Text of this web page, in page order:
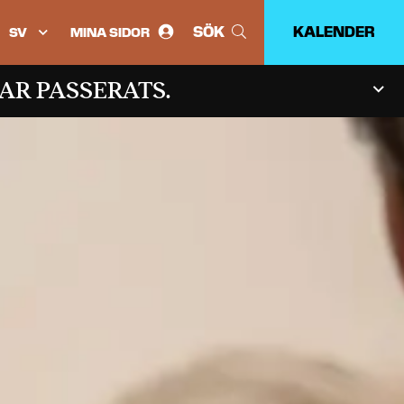
Välj
MINA SIDOR SÖK KALENDER
PASSERATS.